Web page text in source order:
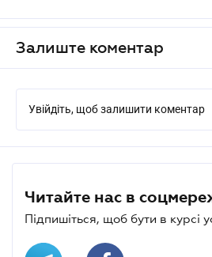
Залиште коментар
Увійдіть, щоб залишити коментар
Читайте нас в
Підпишіться, щоб бути в курсі